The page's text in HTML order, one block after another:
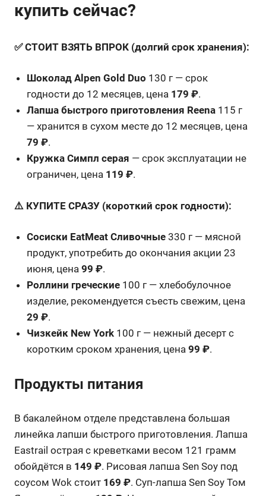
купить сейчас?
✅ СТОИТ ВЗЯТЬ ВПРОК (долгий срок хранения):
Шоколад Alpen Gold Duo 130 г — срок
годности до 12 месяцев, цена 179 ₽.
Лапша быстрого приготовления Reena 115 г
— хранится в сухом месте до 12 месяцев, цена
79 ₽.
Кружка Симпл серая — срок эксплуатации не
ограничен, цена 119 ₽.
⚠️ КУПИТЕ СРАЗУ (короткий срок годности):
Сосиски EatMeat Сливочные 330 г — мясной
продукт, употребить до окончания акции 23
июня, цена99 ₽.
Роллини греческие 100 г — хлебобулочное
изделие, рекомендуется съесть свежим, цена
29 ₽.
Чизкейк New York 100 г — нежный десерт с
коротким сроком хранения, цена99 ₽.
Продукты питания
В бакалейном отделе представлена большая
линейка лапши быстрого приготовления. Лапша
Eastrail острая с креветками весом 121 грамм
обойдётся в 149 ₽. Рисовая лапша Sen Soy под
соусом Wok стоит 169 ₽. Суп-лапша Sen Soy Том